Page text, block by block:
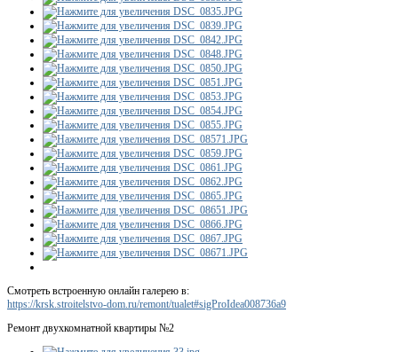
Смотреть встроенную онлайн галерею в:
https://krsk.stroitelstvo-dom.ru/remont/tualet#sigProIdea008736a9
Ремонт двухкомнатной квартиры №2